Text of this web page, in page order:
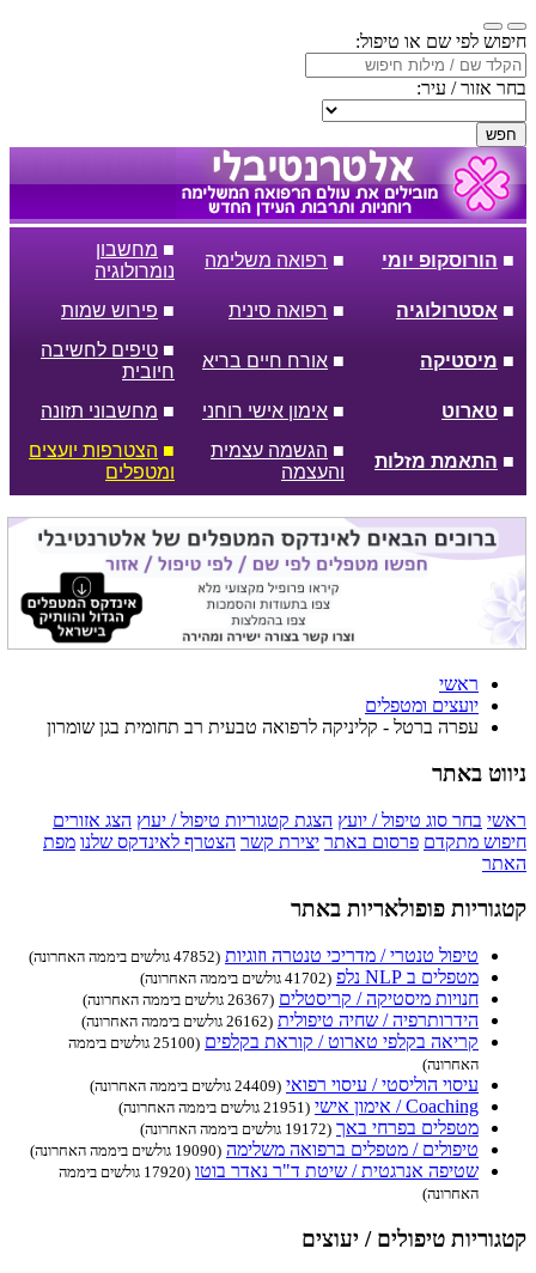
חיפוש לפי שם או טיפול:
בחר אזור / עיר:
חפש
■ הורוסקופ יומי ■ רפואה משלימה
■ מחשבון
נומרולוגיה
■ אסטרולוגיה ■ רפואה סינית ■ פירוש שמות
■ מיסטיקה ■ אורח חיים בריא
■ טיפים לחשיבה
חיובית
■ טארוט ■ אימון אישי רוחני ■ מחשבוני תזונה
■ התאמת מזלות
■ הגשמה עצמית
והעצמה
■ הצטרפות יועצים
ומטפלים
ראשי
יועצים ומטפלים
עפרה ברטל - קליניקה לרפואה טבעית רב תחומית בגן שומרון
ניווט באתר
ראשי בחר סוג טיפול / יועץ הצגת קטגוריות טיפול / יעוץ הצג אזורים
חיפוש מתקדם פרסום באתר יצירת קשר הצטרף לאינדקס שלנו מפת
האתר
קטגוריות פופולאריות באתר
טיפול טנטרי / מדריכי טנטרה וזוגיות (47852 גולשים ביממה האחרונה)
מטפלים ב NLP נלפ (41702 גולשים ביממה האחרונה)
חנויות מיסטיקה / קריסטלים (26367 גולשים ביממה האחרונה)
הידרותרפיה / שחיה טיפולית (26162 גולשים ביממה האחרונה)
קריאה בקלפי טארוט / קוראת בקלפים
(25100 גולשים ביממה
האחרונה)
עיסוי הוליסטי / עיסוי רפואי (24409 גולשים ביממה האחרונה)
Coaching / אימון אישי (21951 גולשים ביממה האחרונה)
מטפלים בפרחי באך (19172 גולשים ביממה האחרונה)
טיפולים / מטפלים ברפואה משלימה (19090 גולשים ביממה האחרונה)
שטיפה אנרגטית / שיטת ד"ר נאדר בוטו
(17920 גולשים ביממה
האחרונה)
קטגוריות טיפולים / יעוצים